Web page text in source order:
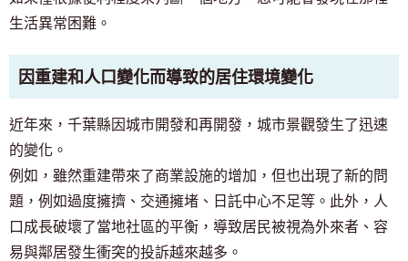
生活異常困難。
因重建和人口變化而導致的居住環境變化
近年來，千葉縣因城市開發和再開發，城市景觀發生了迅速
的變化。
例如，雖然重建帶來了商業設施的增加，但也出現了新的問
題，例如過度擁擠、交通擁堵、日託中心不足等。此外，人
口成長破壞了當地社區的平衡，導致居民被視為外來者、容
易與鄰居發生衝突的投訴越來越多。